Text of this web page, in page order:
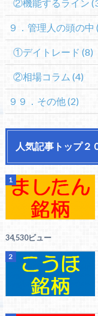
②機能するライン
９．管理人の頭の中
①デイトレード (8)
②相場コラム (4)
９９．その他(2)
人気記事トップ２
34,530ビュー